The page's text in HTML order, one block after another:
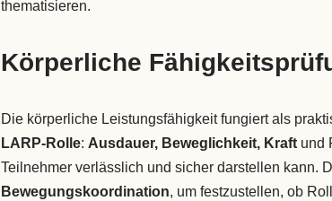
thematisieren.
Körperliche
Die körperliche Leistungsfähigkeit fungiert als
LARP-Rolle: Ausdauer, Beweglichkeit, Kraftund
Teilnehmer verlässlich und sicher darstellen kann.
Bewegungskoordination, um festzustellen, ob